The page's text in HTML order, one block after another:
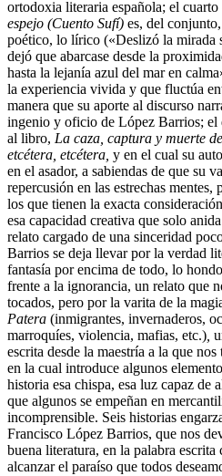
ortodoxia literaria española; el cuarto
espejo (Cuento Sufí) es, del
poético, lo lírico («Deslizó la mirada
dejó que abarcase desde la
hasta la lejanía azul del mar en
la experiencia vivida y que fluctúa
manera que su aporte al discurso
ingenio y oficio de López Barrios; el
al libro, La caza, captura y muerte
etcétera, etcétera, y en el cual su
en el asador, a sabiendas de que su
repercusión en las estrechas mentes,
los que tienen la exacta
esa capacidad creativa que solo
relato cargado de una sinceridad
Barrios se deja llevar por la verdad
fantasía por encima de todo, lo
frente a la ignorancia, un relato que
tocados, pero por la varita de la
Patera (inmigrantes, invernaderos,
marroquíes, violencia, mafias, etc.)
escrita desde la maestría a la que
en la cual introduce algunos
historia esa chispa, esa luz capaz de
que algunos se empeñan en
incomprensible. Seis historias
Francisco López Barrios, que nos
buena literatura, en la palabra
alcanzar el paraíso que todos